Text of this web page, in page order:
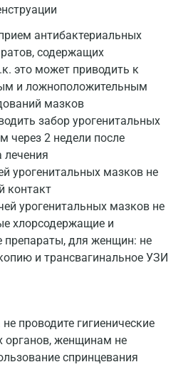
антибактериальных
содержащих
это может приводить к
и ложноположительным
мазков
забор урогенитальных
через 2 недели после
лечения
урогенитальных мазков не
контакт
урогенитальных мазков не
хлорсодержащие и
препараты, для женщин: не
и трансвагинальное УЗИ
проводите гигиенические
органов, женщинам не
спринцевания